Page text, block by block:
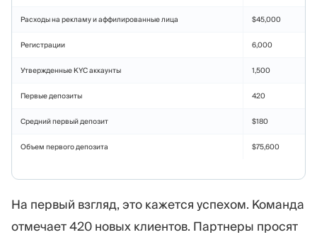
Расходы на рекламу и аффилированные лица $45,000
Регистрации 6,000
Утвержденные KYC аккаунты 1,500
Первые депозиты 420
Средний первый депозит $180
Объем первого депозита $75,600
На первый взгляд, это кажется успехом. Команда
отмечает 420 новых клиентов. Партнеры просят